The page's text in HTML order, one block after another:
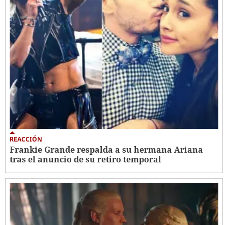
REACCIÓN
Frankie Grande respalda a su hermana Ariana
tras el anuncio de su retiro temporal